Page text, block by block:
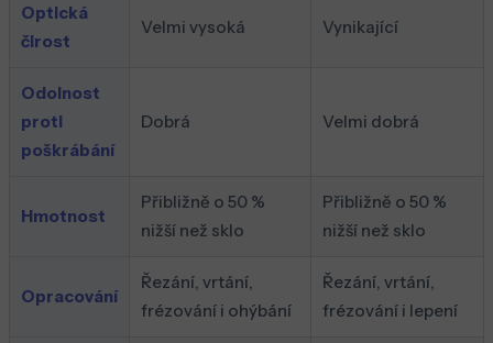
Optická
čirost
Velmi vysoká Vynikající
Odolnost
proti
poškrábání
Dobrá Velmi dobrá
Hmotnost
Přibližně o 50 %
nižší než sklo
Přibližně o 50 %
nižší než sklo
Opracování
Řezání, vrtání,
frézování i ohýbání
Řezání, vrtání,
frézování i lepení